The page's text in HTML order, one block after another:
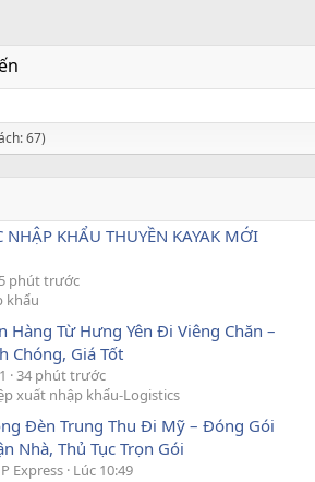
67)
NHẬP KHẨU THUYỀN KAYAK MỚI
5 phút trước
khẩu
Hàng Từ Hưng Yên Đi Viêng Chăn –
Chóng, Giá Tốt
34 phút trước
xuất nhập khẩu-Logistics
Đèn Trung Thu Đi Mỹ – Đóng Gói
Nhà, Thủ Tục Trọn Gói
Express Lúc 10:49